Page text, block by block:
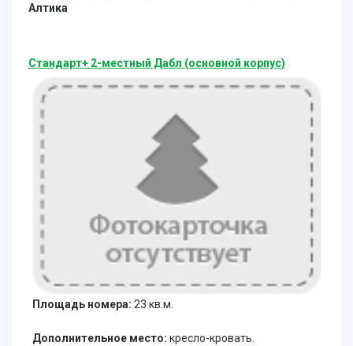
Алтика
Стандарт+ 2-местный Дабл (основной корпус)
Площадь номера: 23 кв.м.
Дополнительное место: кресло-кровать.